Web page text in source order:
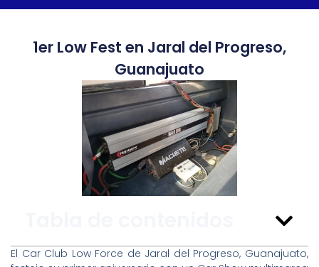
1er Low Fest en Jaral del Progreso,
Guanajuato
El Car Club Low Force de Jaral del Progreso, Guanajuato,